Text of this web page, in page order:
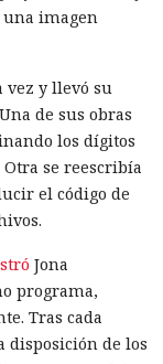
una imagen
vez y llevó su
de sus obras
los dígitos
se reescribía
el código de
Jona
programa,
Tras cada
disposición de los